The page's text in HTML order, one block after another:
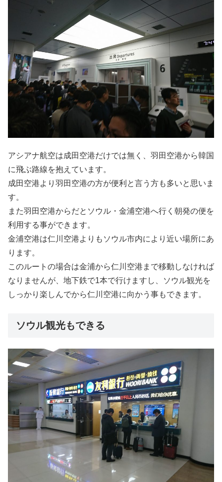
アシアナ航空は成田空港だけでは無く、羽田空港から韓国
に飛ぶ路線を抱えています。
成田空港より羽田空港の方が便利と言う方も多いと思いま
す。
また羽田空港からだとソウル・金浦空港へ行く朝発の便を
利用する事ができます。
金浦空港は仁川空港よりもソウル市内により近い場所にあ
ります。
このルートの場合は金浦から仁川空港まで移動しなければ
なりませんが、地下鉄で1本で行けますし、ソウル観光を
しっかり楽しんでから仁川空港に向かう事もできます。
ソウル観光もできる